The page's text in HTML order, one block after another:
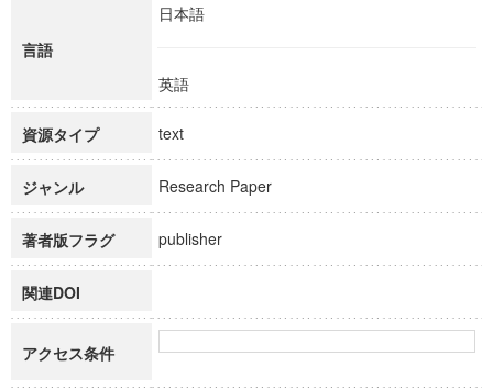
言語
日本語
英語
資源タイプ text
ジャンル Research Paper
著者版フラグ publisher
関連DOI
アクセス条件